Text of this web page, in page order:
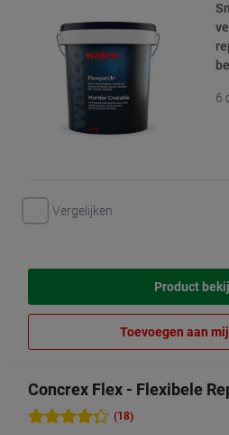
6
Vergelijken
Product
Toevoegen aan
Concrex Flex - Flexibele
(18)